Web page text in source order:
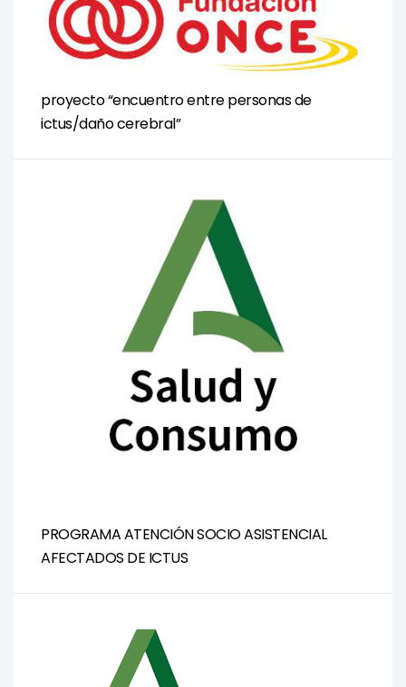
proyecto “encuentro entre personas de
ictus/daño cerebral”
PROGRAMA ATENCIÓN SOCIO ASISTENCIAL
AFECTADOS DE ICTUS